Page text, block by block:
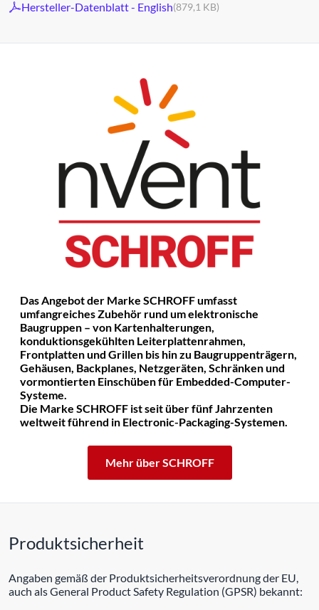
Hersteller-Datenblatt - English(879,1 KB)
Das Angebot der Marke SCHROFF umfasst
umfangreiches Zubehör rund um elektronische
Baugruppen – von Kartenhalterungen,
konduktionsgekühlten Leiterplattenrahmen,
Frontplatten und Grillen bis hin zu Baugruppenträgern,
Gehäusen, Backplanes, Netzgeräten, Schränken und
vormontierten Einschüben für Embedded-Computer-
Systeme.
Die Marke SCHROFF ist seit über fünf Jahrzenten
weltweit führend in Electronic-Packaging-Systemen.
Mehr über SCHROFF
Produktsicherheit
Angaben gemäß der Produktsicherheitsverordnung der EU,
auch als General Product Safety Regulation (GPSR) bekannt: